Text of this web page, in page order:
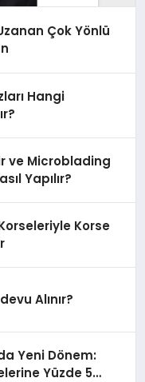
Çok Yönlü
Hangi
ve Microblading
Yapılır?
Korse
Alınır?
Yeni Dönem:
Yüzde 5